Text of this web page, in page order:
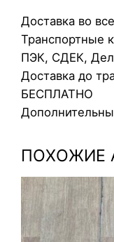
р
м
о
с
т
а
а
Доставка во
Транспортные
ПЭК, СДЕК,
Доставка до
БЕСПЛАТНО
ПОХОЖИЕ